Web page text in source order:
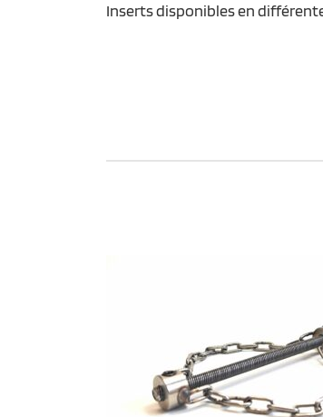
Inserts disponibles en